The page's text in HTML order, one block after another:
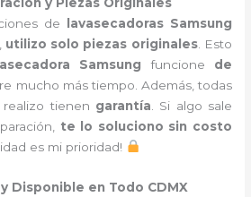
de
lavasecadoras Samsung
utilizo solo piezas originales. Esto
Samsung funcione de
mucho más tiempo. Además, todas
realizo tienen garantía . Si algo sale
te lo soluciono sin costo
es mi prioridad!
Disponible en Todo CDMX